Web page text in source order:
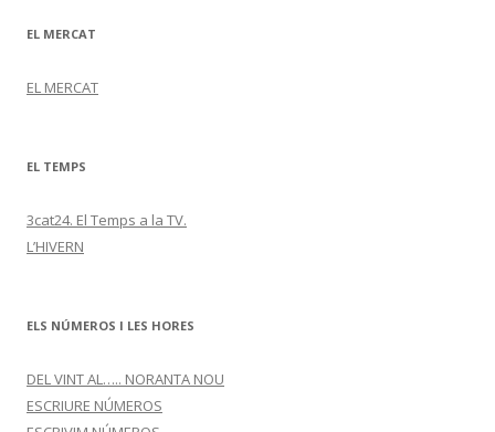
EL MERCAT
EL MERCAT
EL TEMPS
3cat24. El Temps a la TV.
L’HIVERN
ELS NÚMEROS I LES HORES
DEL VINT AL….. NORANTA NOU
ESCRIURE NÚMEROS